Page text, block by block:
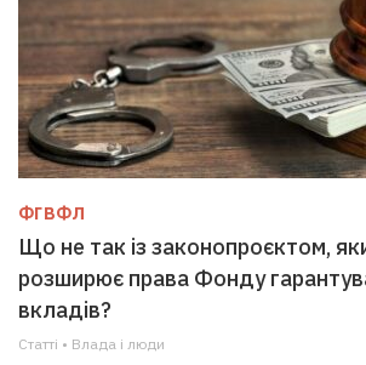
ФГВФЛ
Що не так із законопроєктом,
розширює права Фонду
вкладів?
Статті • Влада i люди